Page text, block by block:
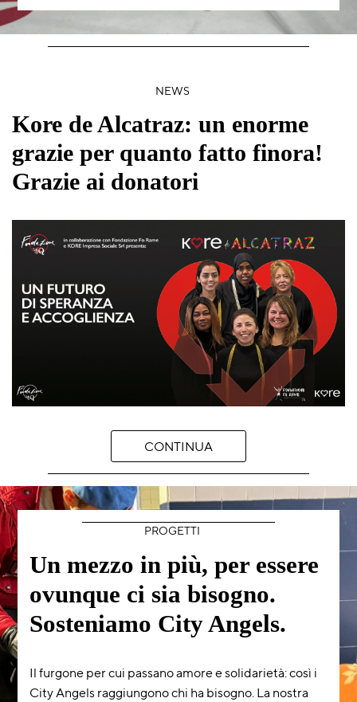
CONTINUA
NEWS
Kore de Alcatraz: un enorme
grazie per quanto fatto finora!
Grazie ai donatori
PROGETTI
Un mezzo in più, per essere
ovunque ci sia bisogno.
Sosteniamo City Angels.
Il furgone per cui passano amore e solidarietà: così i
City Angels raggiungono chi ha bisogno. La nostra